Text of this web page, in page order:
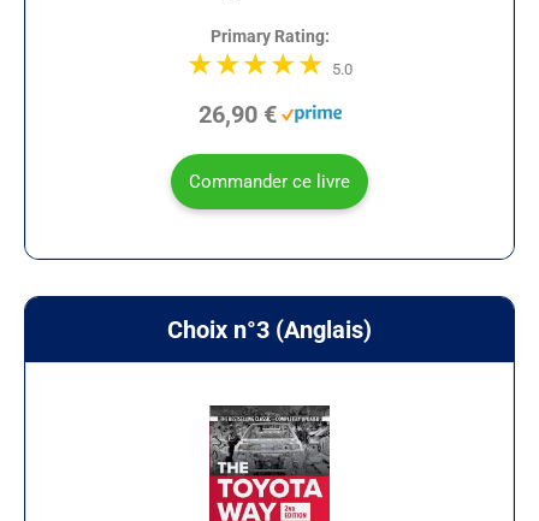
Primary Rating:
5.0
26,90 €
Commander ce livre
Choix n°3 (Anglais)